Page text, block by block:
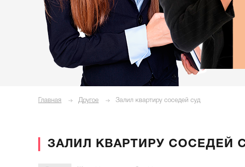
Главная Другое Залил квартиру соседей суд
ЗАЛИЛ КВАРТИРУ СОСЕДЕЙ